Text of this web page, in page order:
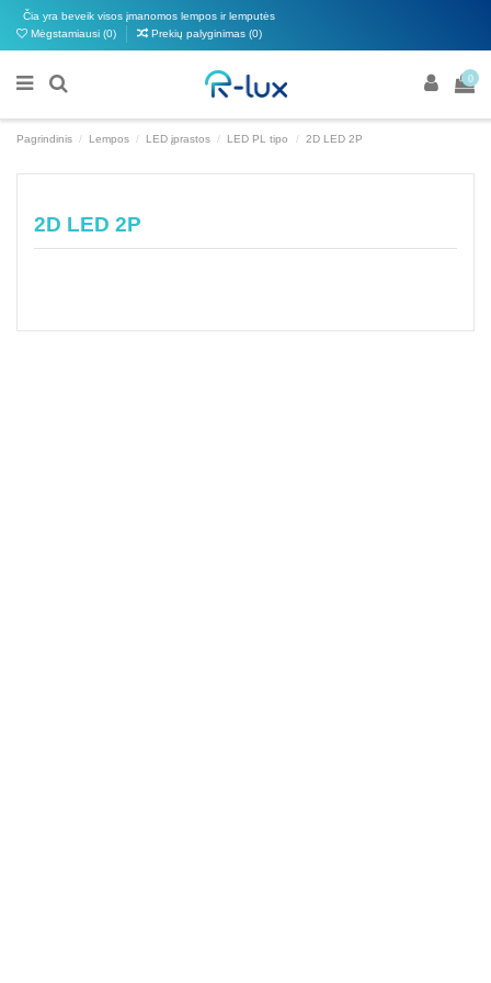
Čia yra beveik visos įmanomos lempos ir lemputės
Mėgstamiausi (0) Prekių palyginimas (0)
0
Pagrindinis Lempos LED įprastos LED PL tipo 2D LED 2P
2D LED 2P